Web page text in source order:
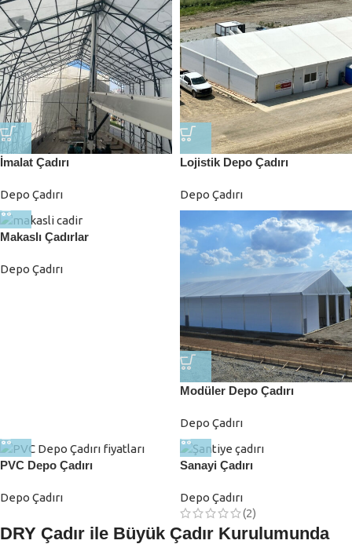
İmalat Çadırı
Depo Çadırı
Lojistik Depo Çadırı
Depo Çadırı
Makaslı Çadırlar
Depo Çadırı
Modüler Depo Çadırı
Depo Çadırı
PVC Depo Çadırı
Depo Çadırı
Sanayi Çadırı
Depo Çadırı
(2)
DRY Çadır ile Büyük Çadır Kurulumunda